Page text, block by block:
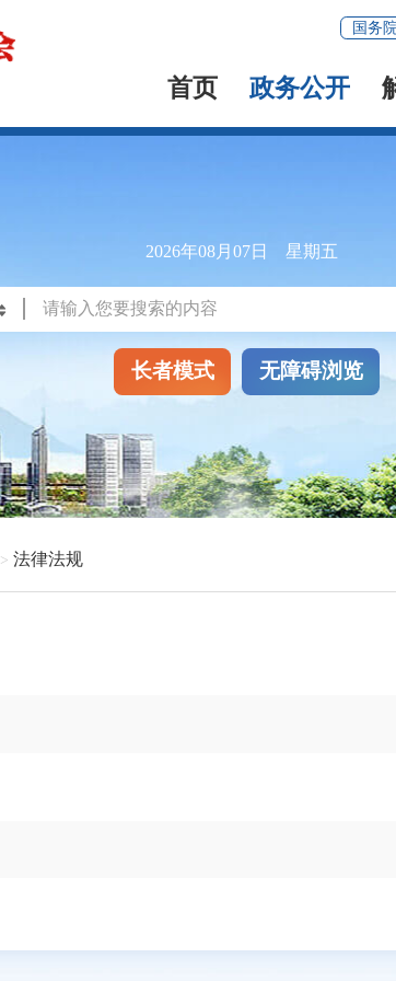
国务院
首页 政务公开
2026年08月07日 星期五
长者模式 无障碍浏览
法律法规